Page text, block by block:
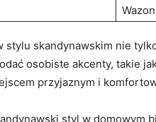
stylu skandynawskim nie
osobiste akcenty, takie
przyjaznym i
styl w domowym